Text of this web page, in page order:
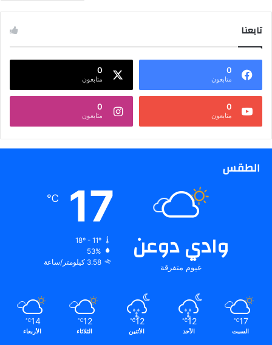
تابعنا
0
متابعون
0
متابعون
0
متابعون
0
متابعون
الطقس
وادي دوعن
غيوم متفرقة
17
℃
18º - 11º
53%
3.58 كيلومتر/ساعة
17
℃
السبت
12
℃
الأحد
12
℃
الأثنين
12
℃
الثلاثاء
14
℃
الأربعاء